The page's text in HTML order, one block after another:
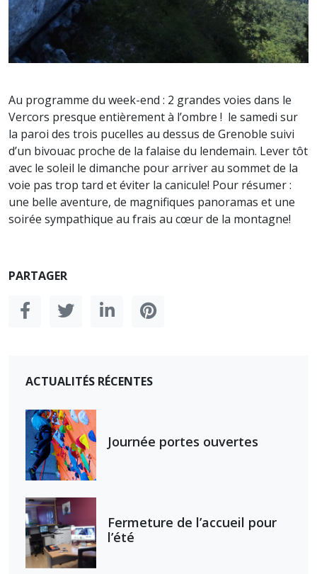
Au programme du week-end : 2 grandes voies dans le
Vercors presque entièrement à l’ombre ! le samedi sur
la paroi des trois pucelles au dessus de Grenoble suivi
d’un bivouac proche de la falaise du lendemain. Lever tôt
avec le soleil le dimanche pour arriver au sommet de la
voie pas trop tard et éviter la canicule! Pour résumer :
une belle aventure, de magnifiques panoramas et une
soirée sympathique au frais au cœur de la montagne!
PARTAGER
ACTUALITÉS RÉCENTES
Journée portes ouvertes
Fermeture de l’accueil pour
l’été